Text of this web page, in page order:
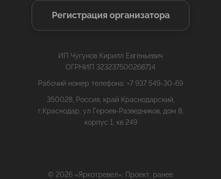
Регистрация организатора
ИП Чугунов Кирилл Евгеньевич
ОГРНИП 323237500268714
Рабочий номер телефона: +7 937 549-30-69
350028, Россия, край Краснодарский,
г.Краснодар, ул Героев-Разведчиков, дом 8,
корпус 1, кв 249
© 2026 «Яркотревел». Проект, ранее